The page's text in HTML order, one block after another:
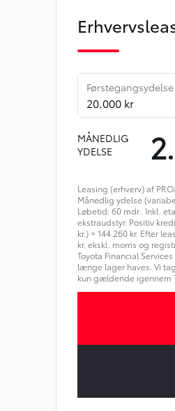
Førstegangsydelse
20.000 kr
MÅNEDLIG
YDELSE
Leasing (erhverv) af
Månedlig ydelse
Løbetid: 60 mdr.. Inkl.
ekstraudstyr. Positiv
kr.) = 144.260 kr. Efter
kr. ekskl. moms og
Toyota Financial
længe lager haves. Vi
kun gældende igennem